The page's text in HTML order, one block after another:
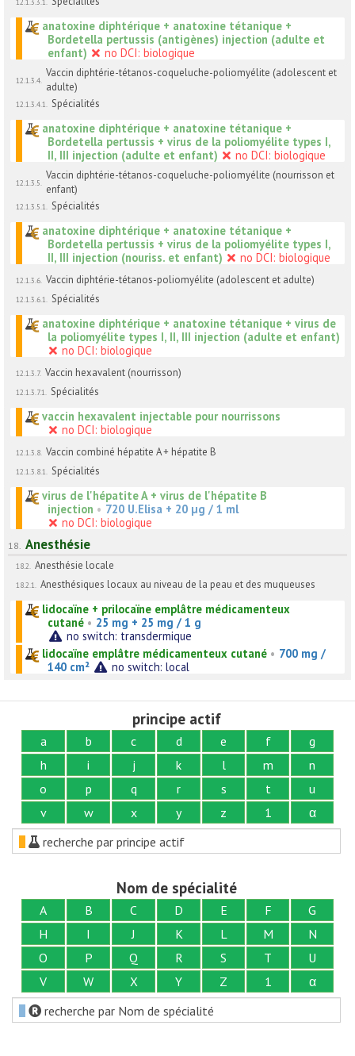
anatoxine diphtérique + anatoxine tétanique +
Bordetella pertussis (antigènes) injection (adulte et
enfant)
no DCI: biologique
12.1.3.4.
Vaccin diphtérie-tétanos-coqueluche-poliomyélite (adolescent et
adulte)
12.1.3.4.1. Spécialités
anatoxine diphtérique + anatoxine tétanique +
Bordetella pertussis + virus de la poliomyélite types I,
II, III injection (adulte et enfant)
no DCI: biologique
12.1.3.5.
Vaccin diphtérie-tétanos-coqueluche-poliomyélite (nourrisson et
enfant)
12.1.3.5.1. Spécialités
anatoxine diphtérique + anatoxine tétanique +
Bordetella pertussis + virus de la poliomyélite types I,
II, III injection (nouriss. et enfant)
no DCI: biologique
12.1.3.6. Vaccin diphtérie-tétanos-poliomyélite (adolescent et adulte)
12.1.3.6.1. Spécialités
anatoxine diphtérique + anatoxine tétanique + virus de
la poliomyélite types I, II, III injection (adulte et enfant)
no DCI: biologique
12.1.3.7. Vaccin hexavalent (nourrisson)
12.1.3.7.1. Spécialités
vaccin hexavalent injectable pour nourrissons
no DCI: biologique
12.1.3.8. Vaccin combiné hépatite A + hépatite B
12.1.3.8.1. Spécialités
virus de l'hépatite A + virus de l'hépatite B
injection • 720 U.Elisa + 20 µg / 1 ml
no DCI: biologique
18. Anesthésie
18.2. Anesthésie locale
18.2.1. Anesthésiques locaux au niveau de la peau et des muqueuses
lidocaïne + prilocaïne emplâtre médicamenteux
cutané • 25 mg + 25 mg / 1 g
no switch: transdermique
lidocaïne emplâtre médicamenteux cutané • 700 mg /
140 cm²
no switch: local
principe actif
a b c d e f
g
h
i j k l m
n
o
p q r s t
u
v
w x y z 1
α
recherche par principe actif
Nom de spécialité
A B C D E F
G
H
I J K L M
N
O
P Q R S T
U
V
W X Y Z 1
α
recherche par Nom de spécialité